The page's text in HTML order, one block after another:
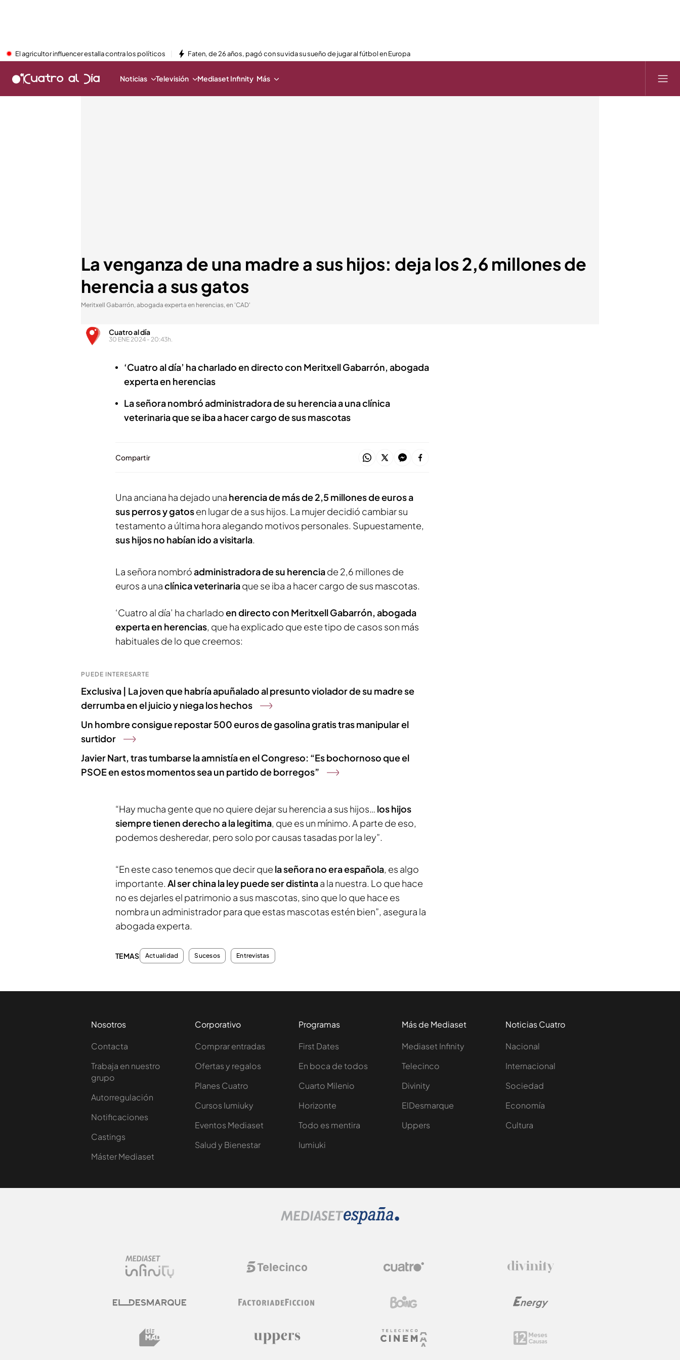
El agricultor influencer estalla contra los políticos Faten, de 26 años, pagó con su vida su sueño de jugar al fútbol en Europa
Noticias Televisión Mediaset Infinity Más
La venganza de una madre a sus hijos: deja los 2,6 millones de
herencia a sus gatos
Meritxell Gabarrón, abogada experta en herencias, en 'CAD'
Cuatro al día
30 ENE 2024 - 20:43h.
‘Cuatro al día’ ha charlado en directo con Meritxell Gabarrón, abogada
experta en herencias
La señora nombró administradora de su herencia a una clínica
veterinaria que se iba a hacer cargo de sus mascotas
Compartir
Una anciana ha dejado una herencia de más de 2,5 millones de euros a
sus perros y gatosen lugar de a sus hijos. La mujer decidió cambiar su
testamento a última hora alegando motivos personales. Supuestamente,
sus hijos no habían ido a visitarla.
La señora nombróadministradora de su herenciade 2,6 millones de
euros a unaclínica veterinariaque se iba a hacer cargo de sus mascotas.
‘Cuatro al día’ ha charladoen directo con Meritxell Gabarrón, abogada
experta en herencias, que ha explicado que este tipo de casos son más
habituales de lo que creemos:
PUEDE INTERESARTE
Exclusiva | La joven que habría apuñalado al presunto violador de su madre se
derrumba en el juicio y niega los hechos
Un hombre consigue repostar 500 euros de gasolina gratis tras manipular el
surtidor
Javier Nart, tras tumbarse la amnistía en el Congreso: “Es bochornoso que el
PSOE en estos momentos sea un partido de borregos”
“Hay mucha gente que no quiere dejar su herencia a sus hijos… los hijos
siempre tienen derecho a la legitima, que es un mínimo. A parte de eso,
podemos desheredar, pero solo por causas tasadas por la ley”.
“En este caso tenemos que decir que la señora no era española, es algo
importante. Al ser china la ley puede ser distintaa la nuestra. Lo que hace
no es dejarles el patrimonio a sus mascotas, sino que lo que hace es
nombra un administrador para que estas mascotas estén bien”, asegura la
abogada experta.
TEMAS Actualidad Sucesos Entrevistas
Nosotros
Contacta
Trabaja en nuestro
grupo
Autorregulación
Notificaciones
Castings
Máster Mediaset
Corporativo
Comprar entradas
Ofertas y regalos
Planes Cuatro
Cursos Iumiuky
Eventos Mediaset
Salud y Bienestar
Programas
First Dates
En boca de todos
Cuarto Milenio
Horizonte
Todo es mentira
Iumiuki
Más de Mediaset
Mediaset Infinity
Telecinco
Divinity
ElDesmarque
Uppers
Noticias Cuatro
Nacional
Internacional
Sociedad
Economía
Cultura